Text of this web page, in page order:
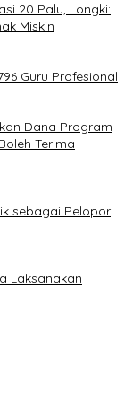
20 Palu, Longki:
Miskin
Guru Profesional
Dana Program
Terima
sebagai Pelopor
Laksanakan